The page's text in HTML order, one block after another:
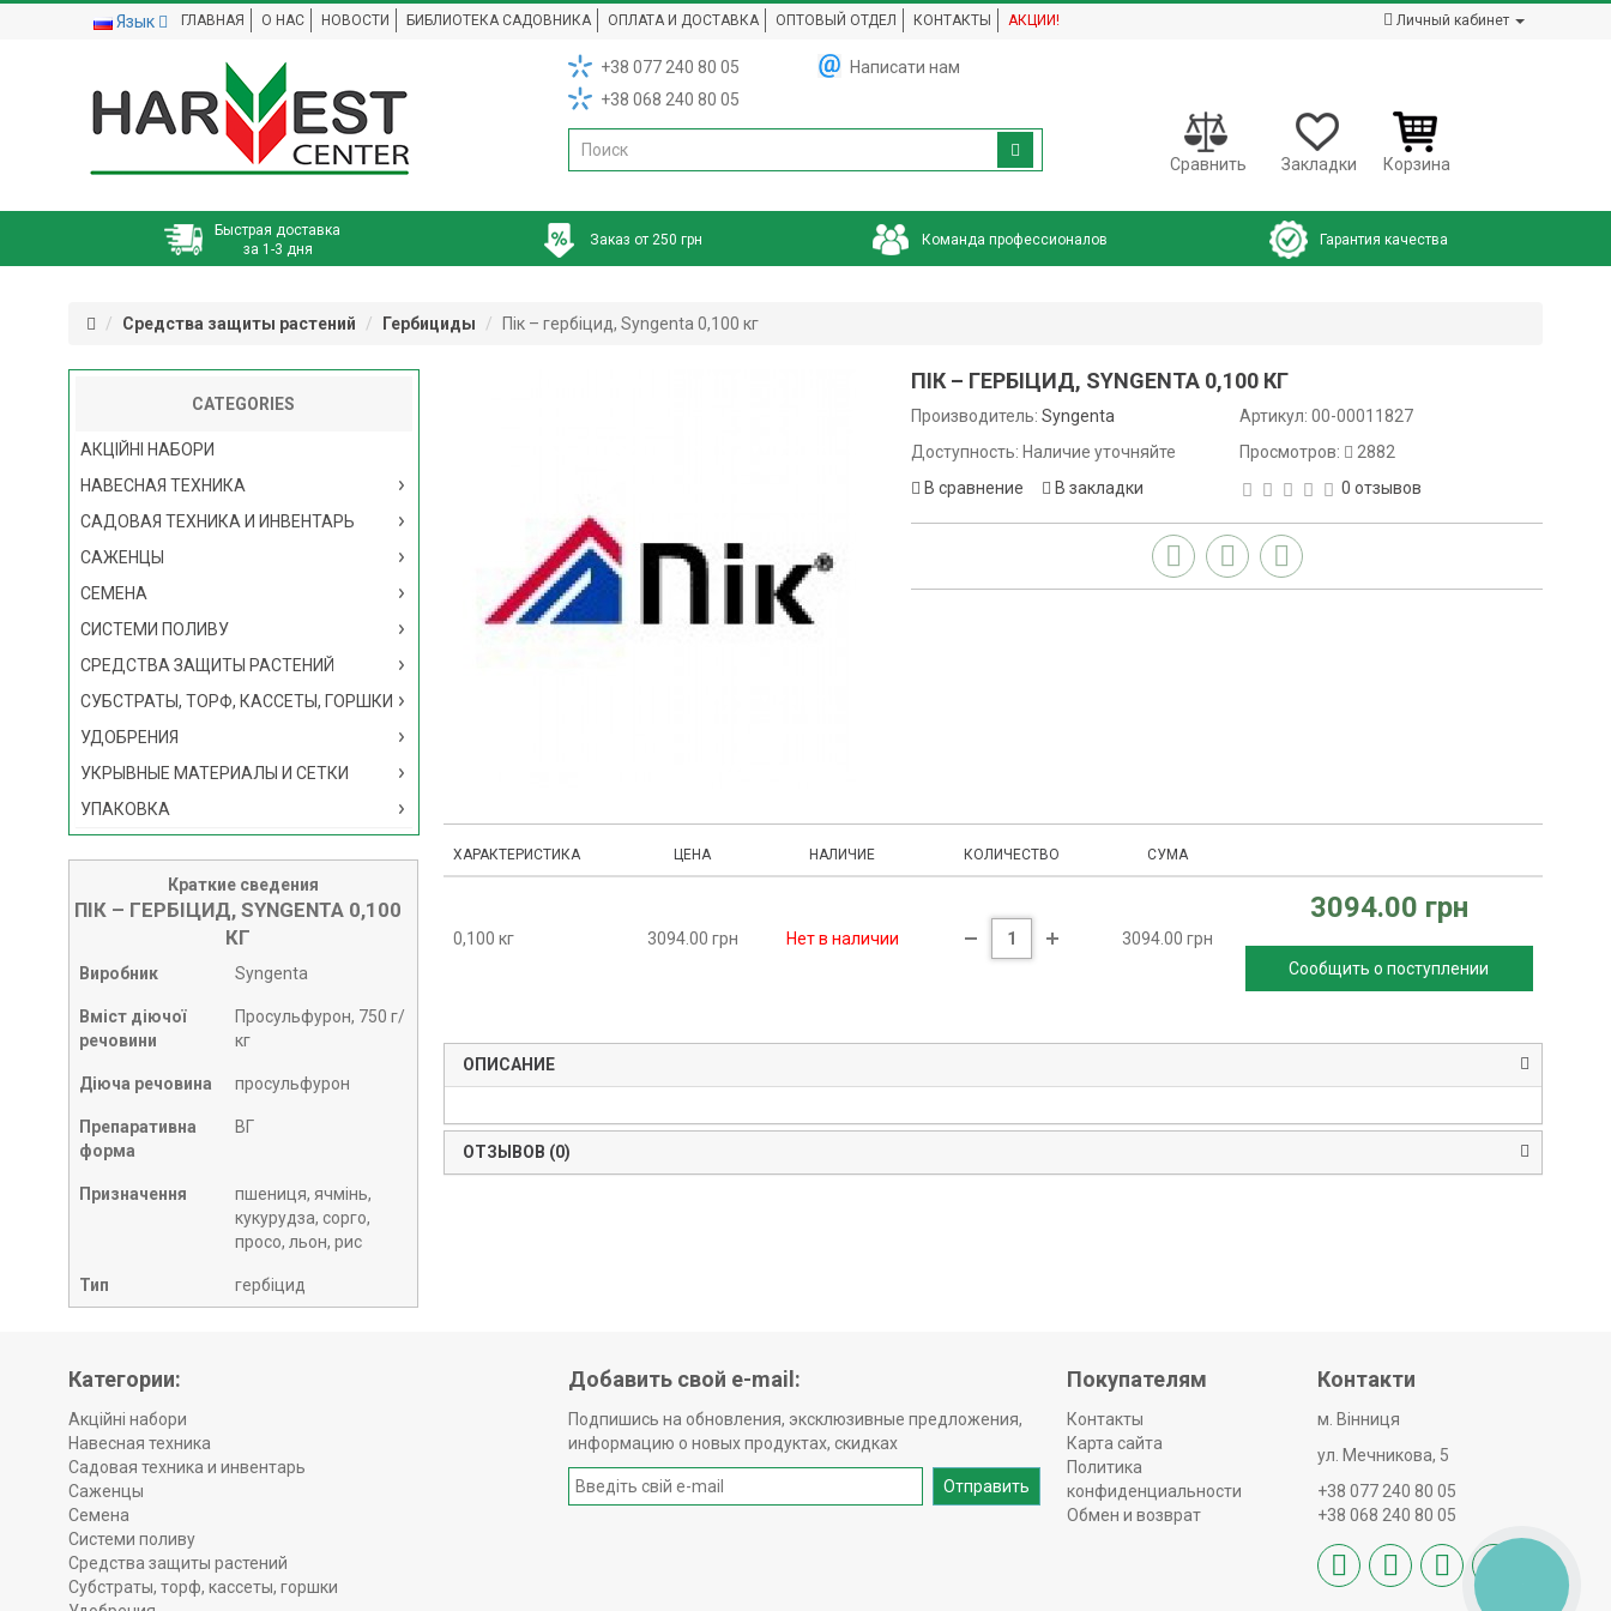
Язык ГЛАВНАЯ О НАС НОВОСТИ БИБЛИОТЕКА САДОВНИКА ОПЛАТА И ДОСТАВКА ОПТОВЫЙ ОТДЕЛ КОНТАКТЫ АКЦИИ! Личный кабинет
+38 077 240 80 05
+38 068 240 80 05
Написати нам
Сравнить Закладки Корзина
Быстрая доставка
за 1-3 дня
Заказ от 250 грн Команда профессионалов Гарантия качества
Средства защиты растений Гербициды Пік – гербіцид, Syngenta 0,100 кг
CATEGORIES
АКЦІЙНІ НАБОРИ
НАВЕСНАЯ ТЕХНИКА
САДОВАЯ ТЕХНИКА И ИНВЕНТАРЬ
САЖЕНЦЫ
СЕМЕНА
СИСТЕМИ ПОЛИВУ
СРЕДСТВА ЗАЩИТЫ РАСТЕНИЙ
СУБСТРАТЫ, ТОРФ, КАССЕТЫ, ГОРШКИ
УДОБРЕНИЯ
УКРЫВНЫЕ МАТЕРИАЛЫ И СЕТКИ
УПАКОВКА
Краткие сведения
ПІК – ГЕРБІЦИД, SYNGENTA 0,100
КГ
Виробник Syngenta
Вміст діючої
речовини
Просульфурон, 750 г/
кг
Діюча речовина просульфурон
Препаративна
форма
ВГ
Призначення
пшениця, ячмінь,
кукурудза, сорго,
просо, льон, рис
Тип гербіцид
ПІК – ГЕРБІЦИД, SYNGENTA 0,100 КГ
Производитель:Syngenta
Доступность: Наличие уточняйте
В сравнение
В закладки
Артикул: 00-00011827
Просмотров:
2882
0 отзывов
ХАРАКТЕРИСТИКА ЦЕНА НАЛИЧИЕ КОЛИЧЕСТВО СУМА
0,100 кг 3094.00 грн Нет в наличии 3094.00 грн
3094.00 грн
Сообщить о поступлении
ОПИСАНИЕ
ОТЗЫВОВ (0)
Категории:
Акційні набори
Навесная техника
Садовая техника и инвентарь
Саженцы
Семена
Системи поливу
Средства защиты растений
Субстраты, торф, кассеты, горшки
Добавить свой e-mail:
Подпишись на обновления, эксклюзивные предложения,
информацию о новых продуктах, скидках
Отправить
Покупателям
Контакты
Карта сайта
Политика
конфиденциальности
Обмен и возврат
Контакти
м. Вінниця
ул. Мечникова, 5
+38 077 240 80 05
+38 068 240 80 05